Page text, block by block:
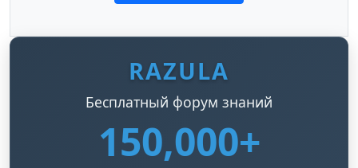
RAZULA
Бесплатный форум знаний
150,000+